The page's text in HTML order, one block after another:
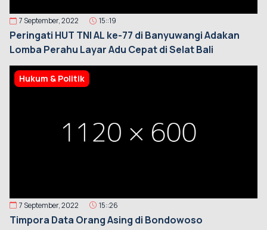
7 September, 2022 15::19
Peringati HUT TNI AL ke-77 di Banyuwangi Adakan
Lomba Perahu Layar Adu Cepat di Selat Bali
Hukum & Politik
7 September, 2022 15::26
Timpora Data Orang Asing di Bondowoso